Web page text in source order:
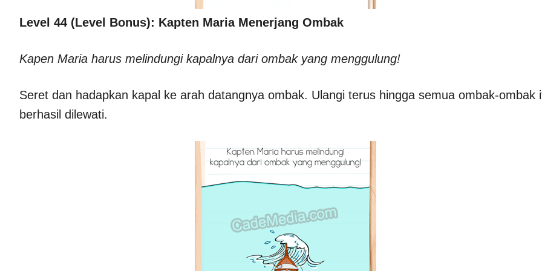
Level 44 (Level Bonus): Kapten Maria Menerjang Ombak
Kapen Maria harus melindungi kapalnya dari ombak yang menggulung!
Seret dan hadapkan kapal ke arah datangnya ombak. Ulangi terus hingga semua ombak-ombak
berhasil dilewati.